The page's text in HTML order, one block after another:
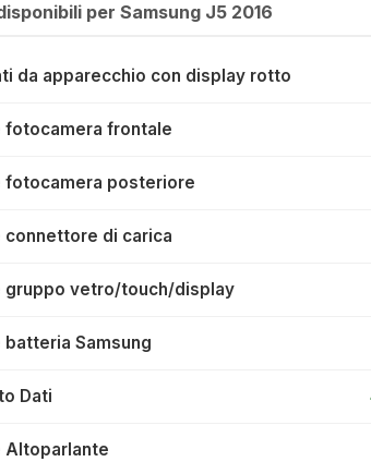
per Samsung J5 2016
da apparecchio con display rotto
fotocamera frontale
fotocamera posteriore
di carica
gruppo vetro/touch/display
Samsung
Dati
Altoparlante